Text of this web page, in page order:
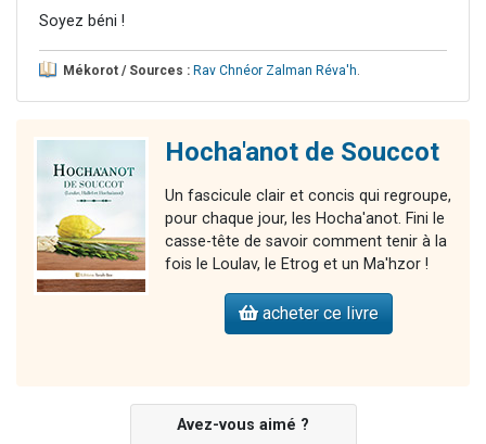
Soyez béni !
Mékorot / Sources : Rav Chnéor Zalman Réva'h.
Hocha'anot de Souccot
Un fascicule clair et concis qui regroupe,
pour chaque jour, les Hocha'anot. Fini le
casse-tête de savoir comment tenir à la
fois le Loulav, le Etrog et un Ma'hzor !
acheter ce livre
Avez-vous aimé ?